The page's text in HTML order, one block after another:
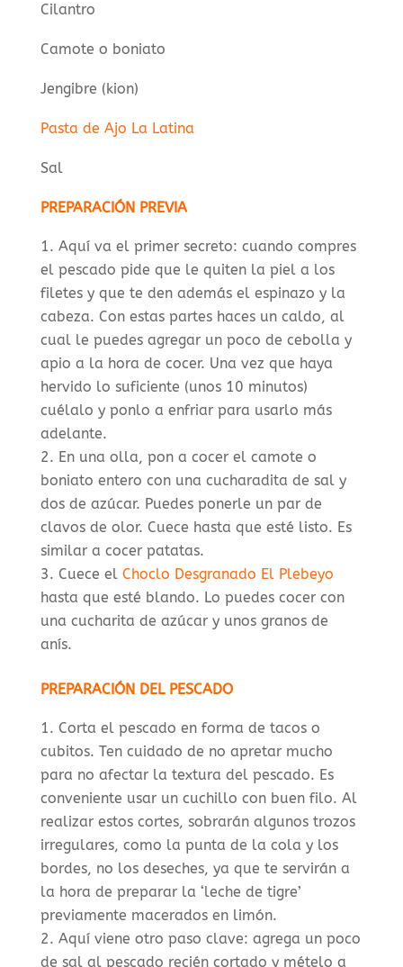
Cilantro
Camote o boniato
Jengibre (kion)
Pasta de Ajo La Latina
Sal
PREPARACIÓN PREVIA
Aquí va el primer secreto: cuando compres
el pescado pide que le quiten la piel a los
filetes y que te den además el espinazo y la
cabeza. Con estas partes haces un caldo, al
cual le puedes agregar un poco de cebolla y
apio a la hora de cocer. Una vez que haya
hervido lo suficiente (unos 10 minutos)
cuélalo y ponlo a enfriar para usarlo más
adelante.
En una olla, pon a cocer el camote o
boniato entero con una cucharadita de sal y
dos de azúcar. Puedes ponerle un par de
clavos de olor. Cuece hasta que esté listo. Es
similar a cocer patatas.
Cuece el Choclo Desgranado El Plebeyo
hasta que esté blando. Lo puedes cocer con
una cucharita de azúcar y unos granos de
anís.
PREPARACIÓN DEL PESCADO
Corta el pescado en forma de tacos o
cubitos. Ten cuidado de no apretar mucho
para no afectar la textura del pescado. Es
conveniente usar un cuchillo con buen filo. Al
realizar estos cortes, sobrarán algunos trozos
irregulares, como la punta de la cola y los
bordes, no los deseches, ya que te servirán a
la hora de preparar la ‘leche de tigre’
previamente macerados en limón.
Aquí viene otro paso clave: agrega un poco
de sal al pescado recién cortado y mételo a